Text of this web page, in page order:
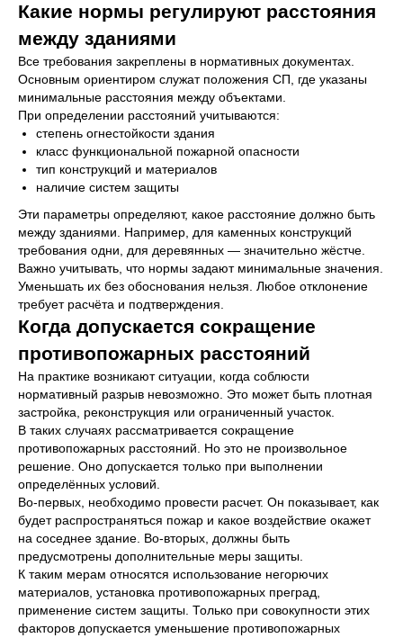
Какие нормы регулируют расстояния
между зданиями
Все требования закреплены в нормативных документах.
Основным ориентиром служат положения СП, где указаны
минимальные расстояния между объектами.
При определении расстояний учитываются:
степень огнестойкости здания
класс функциональной пожарной опасности
тип конструкций и материалов
наличие систем защиты
Эти параметры определяют, какое расстояние должно быть
между зданиями. Например, для каменных конструкций
требования одни, для деревянных — значительно жёстче.
Важно учитывать, что нормы задают минимальные значения.
Уменьшать их без обоснования нельзя. Любое отклонение
требует расчёта и подтверждения.
Когда допускается сокращение
противопожарных расстояний
На практике возникают ситуации, когда соблюсти
нормативный разрыв невозможно. Это может быть плотная
застройка, реконструкция или ограниченный участок.
В таких случаях рассматривается сокращение
противопожарных расстояний. Но это не произвольное
решение. Оно допускается только при выполнении
определённых условий.
Во-первых, необходимо провести расчет. Он показывает, как
будет распространяться пожар и какое воздействие окажет
на соседнее здание. Во-вторых, должны быть
предусмотрены дополнительные меры защиты.
К таким мерам относятся использование негорючих
материалов, установка противопожарных преград,
применение систем защиты. Только при совокупности этих
факторов допускается уменьшение противопожарных